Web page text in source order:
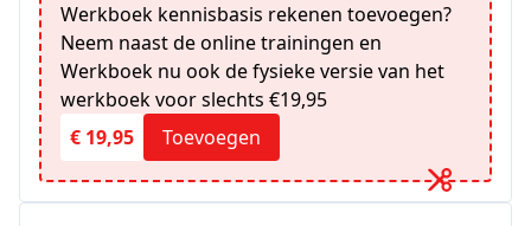
Werkboek kennisbasis rekenen toevoegen?
Neem naast de online trainingen en
Werkboek nu ook de fysieke versie van het
werkboek voor slechts €19,95
€ 19,95
Toevoegen